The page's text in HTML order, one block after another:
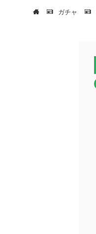
ガチャ